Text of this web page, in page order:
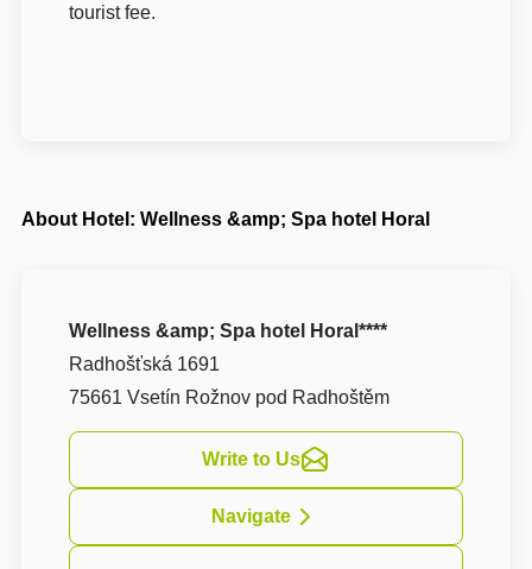
tourist fee.
About Hotel: Wellness &amp; Spa hotel Horal
Wellness &amp; Spa hotel Horal****
Radhošťská 1691
75661 Vsetín Rožnov pod Radhoštěm
Write to Us
Navigate